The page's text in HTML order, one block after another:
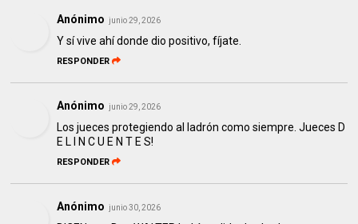
Anónimo junio 29, 2026
Y sí vive ahí donde dio positivo, fíjate.
RESPONDER
Anónimo junio 29, 2026
Los jueces protegiendo al ladrón como siempre. Jueces D
E L I N C U E N T E S!
RESPONDER
Anónimo junio 30, 2026